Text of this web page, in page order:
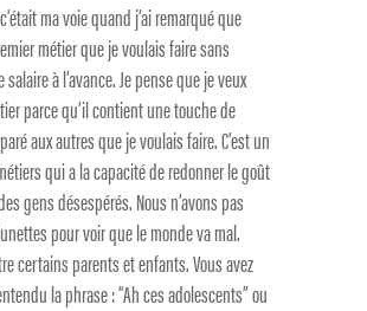
ma voie quand j’ai remarqué que
métier que je voulais faire sans
à l’avance. Je pense que je veux
parce qu’il contient une touche de
aux autres que je voulais faire. C’est un
qui a la capacité de redonner le goût
gens désespérés. Nous n’avons pas
pour voir que le monde va mal.
certains parents et enfants. Vous avez
la phrase : “Ah ces adolescents” ou